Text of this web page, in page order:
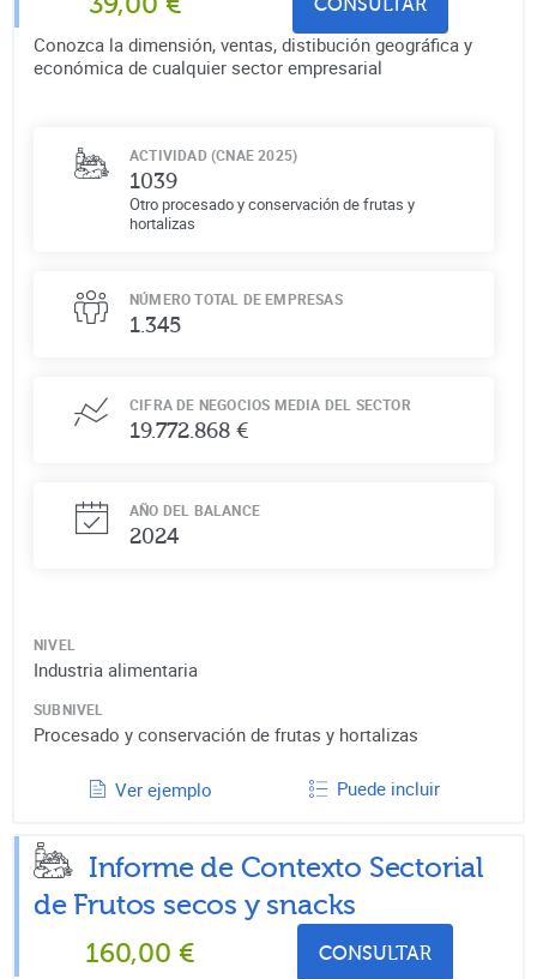
CONSULTAR
Conozca la dimensión, ventas, distibución geográfica y
económica de cualquier sector empresarial
ACTIVIDAD (CNAE 2025)
1039
Otro procesado y conservación de frutas y
hortalizas
NÚMERO TOTAL DE EMPRESAS
1.345
CIFRA DE NEGOCIOS MEDIA DEL SECTOR
19.772.868 €
AÑO DEL BALANCE
2024
NIVEL
Industria alimentaria
SUBNIVEL
Procesado y conservación de frutas y hortalizas
Ver ejemplo Puede incluir
Informe de Contexto Sectorial
de Frutos secos y snacks
160,00 € CONSULTAR